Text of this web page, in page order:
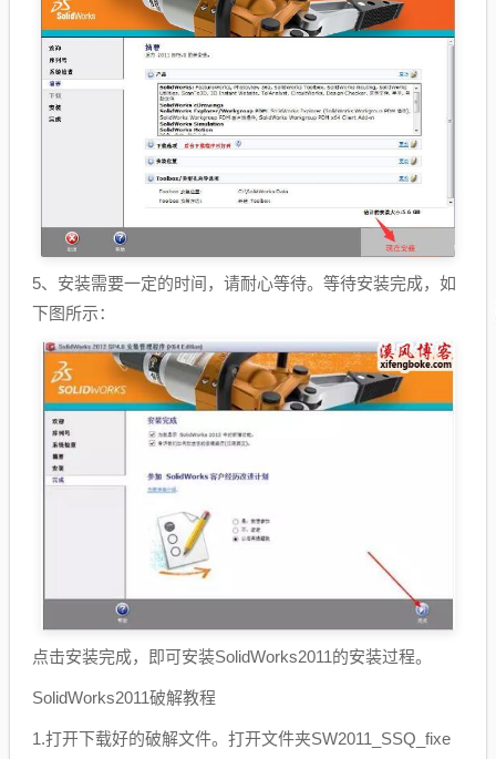
5、安装需要一定的时间，请耐心等待。等待安装完成，如
下图所示：
点击安装完成，即可安装SolidWorks2011的安装过程。
SolidWorks2011破解教程
1.打开下载好的破解文件。打开文件夹SW2011_SSQ_fixe